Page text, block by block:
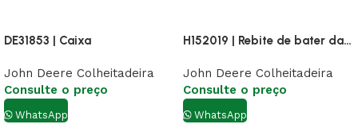
DE31853 | Caixa
John Deere Colheitadeira
Consulte o preço
WhatsApp
H152019 | Rebite de bater da placa deslizante
John Deere Colheitadeira
Consulte o preço
WhatsApp